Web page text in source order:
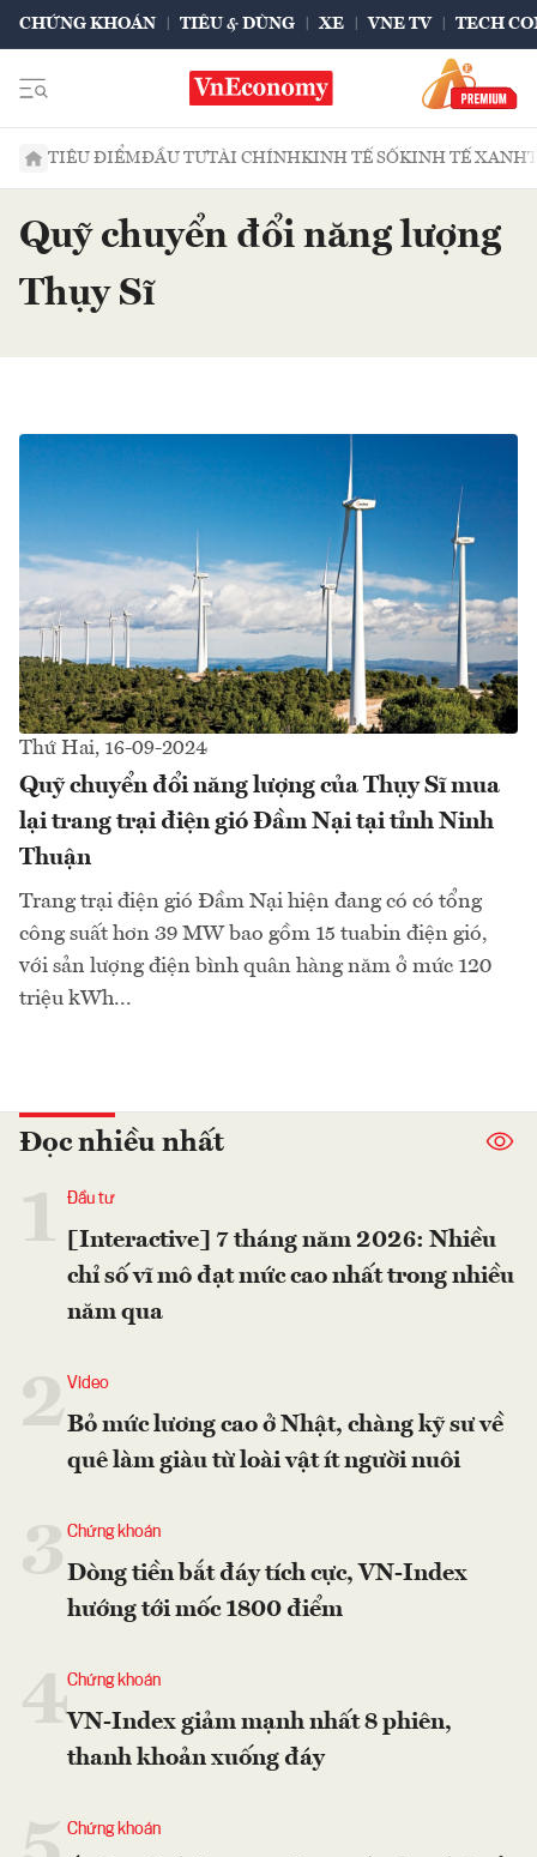
CHỨNG KHOÁN TIÊU & DÙNG XE VNE TV TECH
TIÊU ĐIỂMĐẦU TƯTÀI CHÍNHKINH TẾ SỐKINH TẾ XANH
Quỹ chuyển đổi năng lượng
Thụy Sĩ
Thứ Hai, 16-09-2024
Quỹ chuyển đổi năng lượng của Thụy Sĩ mua
lại trang trại điện gió Đầm Nại tại tỉnh Ninh
Thuận
Trang trại điện gió Đầm Nại hiện đang có có tổng
công suất hơn 39 MW bao gồm 15 tuabin điện gió,
với sản lượng điện bình quân hàng năm ở mức 120
triệu kWh...
Đọc nhiều nhất
Đầu tư
[Interactive] 7 tháng năm 2026: Nhiều
chỉ số vĩ mô đạt mức cao nhất trong nhiều
năm qua
2Video
Bỏ mức lương cao ở Nhật, chàng kỹ sư về
quê làm giàu từ loài vật ít người nuôi
Chứng khoán
Dòng tiền bắt đáy tích cực, VN-Index
hướng tới mốc 1800 điểm
4Chứng khoán
VN-Index giảm mạnh nhất 8 phiên,
thanh khoản xuống đáy
Chứng khoán